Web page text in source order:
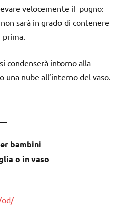
velocemente il pugno:
sarà in grado di contenere
prima.
condenserà intorno alla
una nube all’interno del vaso.
bambini
o in vaso
od/